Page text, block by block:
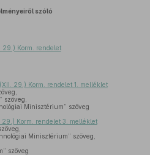
szóló
Korm. rendelet
29.) Korm. rendelet 1. melléklet
Minisztérium” szöveg
Korm. rendelet 3. melléklet
Minisztérium” szöveg,
szöveg